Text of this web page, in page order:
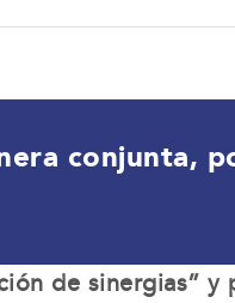
conjunta,
de sinergias” y